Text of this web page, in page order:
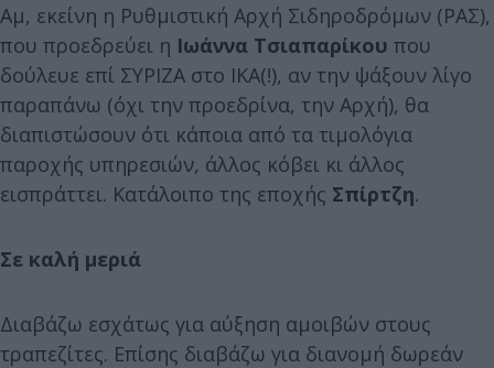
Αμ, εκείνη η Ρυθμιστική Αρχή Σιδηροδρόμων (ΡΑΣ),
που προεδρεύει η Ιωάννα Τσιαπαρίκου που
δούλευε επί ΣΥΡΙΖΑ στο ΙΚΑ(!), αν την ψάξουν λίγο
παραπάνω (όχι την προεδρίνα, την Αρχή), θα
διαπιστώσουν ότι κάποια από τα τιμολόγια
παροχής υπηρεσιών, άλλος κόβει κι άλλος
εισπράττει. Κατάλοιπο της εποχής Σπίρτζη.
Σε καλή μεριά
Διαβάζω εσχάτως για αύξηση αμοιβών στους
τραπεζίτες. Επίσης διαβάζω για διανομή δωρεάν